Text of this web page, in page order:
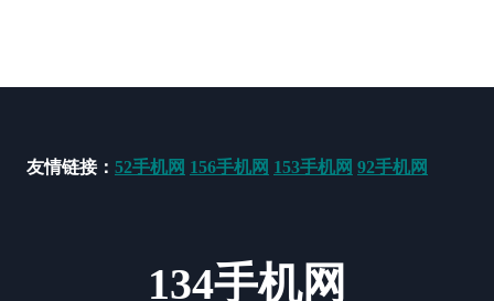
友情链接： 52手机网 156手机网 153手机网 92手机网
134手机网